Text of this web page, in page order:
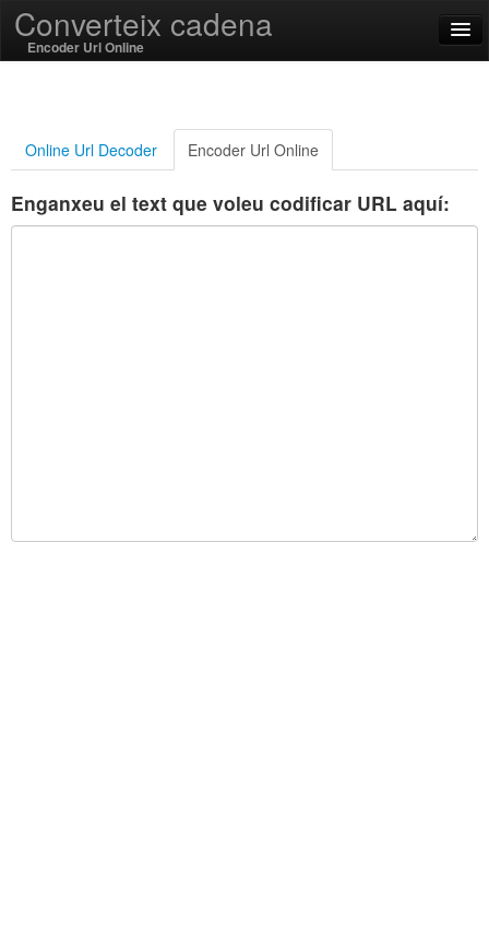
Converteix cadena
Encoder Url Online
Català
SSL On
Online Url Decoder Encoder Url Online
Enganxeu el text que voleu codificar URL aquí: